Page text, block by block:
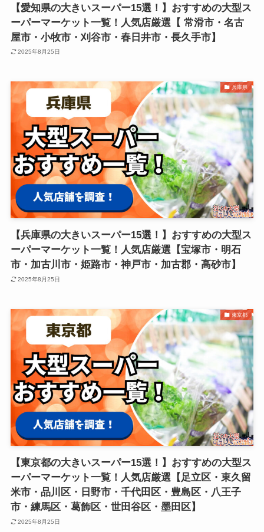
【愛知県の大きいスーパー15選！】おすすめの大型ス
ーパーマーケット一覧！人気店厳選【 常滑市・名古
屋市・小牧市・刈谷市・春日井市・長久手市】
2025年8月25日
兵庫県
【兵庫県の大きいスーパー15選！】おすすめの大型ス
ーパーマーケット一覧！人気店厳選【宝塚市・明石
市・加古川市・姫路市・神戸市・加古郡・高砂市】
2025年8月25日
東京都
【東京都の大きいスーパー15選！】おすすめの大型ス
ーパーマーケット一覧！人気店厳選【足立区・東久留
米市・品川区・日野市・千代田区・豊島区・八王子
市・練馬区・葛飾区・世田谷区・墨田区】
2025年8月25日